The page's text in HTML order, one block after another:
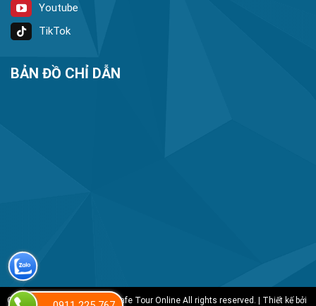
Youtube
TikTok
BẢN ĐỒ CHỈ DẪN
Copyright 2025 © The Sinh Cafe Tour Online All rights reserved. | Thiết kế bởi